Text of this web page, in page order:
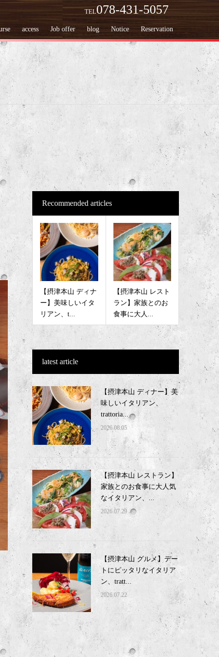
TEL078-431-5057
access Job offer blog Notice Reservation
Recommended articles
【摂津本山 ディナ
ー】美味しいイタ
リアン、t...
【摂津本山 レスト
ラン】家族とのお
食事に大人...
latest article
【摂津本山 ディナー】美
味しいイタリアン、
trattoria...
2026.08.05
【摂津本山 レストラン】
家族とのお食事に大人気
なイタリアン、...
2026.07.29
【摂津本山 グルメ】デー
トにピッタリなイタリア
ン、tratt...
2026.07.22